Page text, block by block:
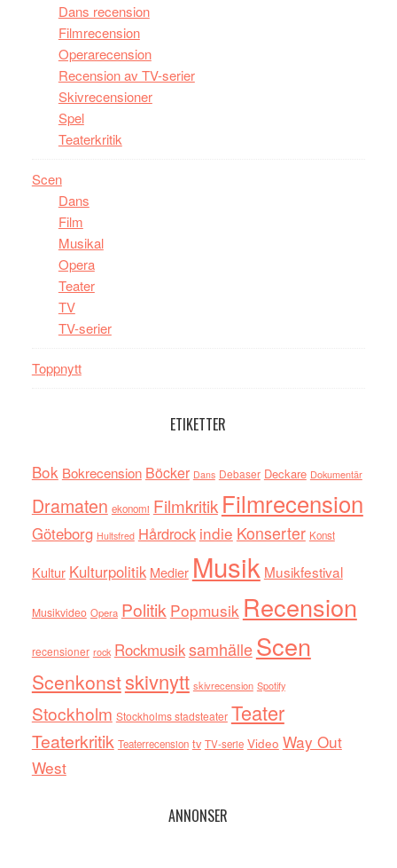
Dans recension
Filmrecension
Operarecension
Recension av TV-serier
Skivrecensioner
Spel
Teaterkritik
Scen
Dans
Film
Musikal
Opera
Teater
TV
TV-serier
Toppnytt
ETIKETTER
Bok Bokrecension Böcker Dans Debaser Deckare Dokumentär
Dramaten ekonomi Filmkritik Filmrecension
Göteborg Hultsfred Hårdrock indie Konserter Konst
Kultur Kulturpolitik Medier Musik Musikfestival
Musikvideo Opera Politik Popmusik Recension
recensioner rock RockmusiksamhälleScen
Scenkonstskivnytt skivrecension Spotify
Stockholm Stockholms stadsteater Teater
Teaterkritik Teaterrecension tv TV-serie Video Way Out
West
ANNONSER